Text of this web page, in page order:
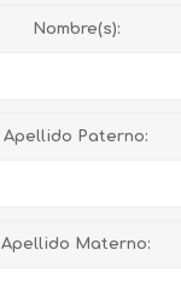
Nombre(s):
Apellido Paterno:
Apellido Materno: